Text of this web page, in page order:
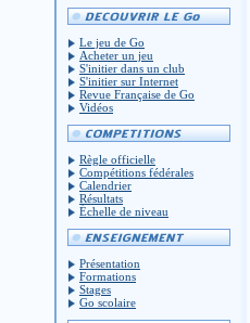
Le jeu de Go
Acheter un jeu
S'initier dans un club
S'initier sur Internet
Revue Française de Go
Vidéos
Règle officielle
Compétitions fédérales
Calendrier
Résultats
Échelle de niveau
Présentation
Formations
Stages
Go scolaire